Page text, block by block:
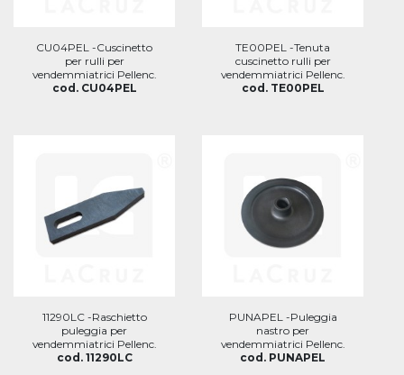
CU04PEL -Cuscinetto
per rulli per
vendemmiatrici Pellenc.
cod. CU04PEL
TE00PEL -Tenuta
cuscinetto rulli per
vendemmiatrici Pellenc.
cod. TE00PEL
11290LC -Raschietto
puleggia per
vendemmiatrici Pellenc.
cod. 11290LC
PUNAPEL -Puleggia
nastro per
vendemmiatrici Pellenc.
cod. PUNAPEL